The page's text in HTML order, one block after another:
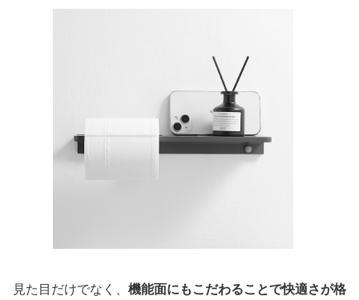
見た目だけでなく、 機能面にもこだわることで快適さが格